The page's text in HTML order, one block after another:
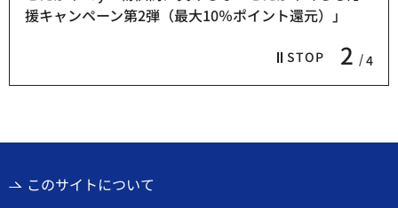
STOP 2 4
援キャンペーン第2弾（最大10％ポイント還元）」
このサイトについて